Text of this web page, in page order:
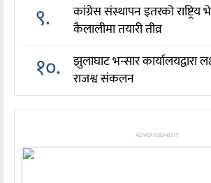
९.
कांग्रेस संस्थापन इतरको राष्ट्रिय
कैलालीमा तयारी तीव्र
१०.
झुलाघाट भन्सार कार्यालयद्वारा
राजश्व संकलन
ADVERTISEMENT